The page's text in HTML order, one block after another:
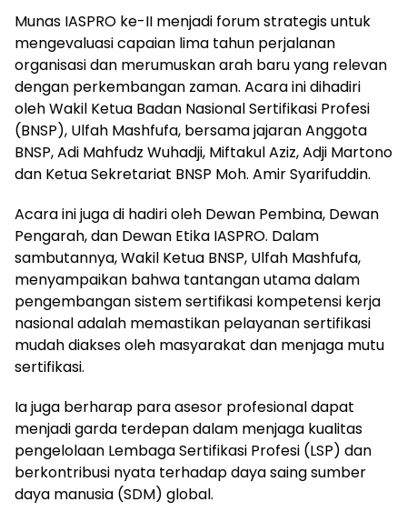
Munas IASPRO ke-II menjadi forum strategis untuk
mengevaluasi capaian lima tahun perjalanan
organisasi dan merumuskan arah baru yang relevan
dengan perkembangan zaman. Acara ini dihadiri
oleh Wakil Ketua Badan Nasional Sertifikasi Profesi
(BNSP), Ulfah Mashfufa, bersama jajaran Anggota
BNSP, Adi Mahfudz Wuhadji, Miftakul Aziz, Adji Martono
dan Ketua Sekretariat BNSP Moh. Amir Syarifuddin.
Acara ini juga di hadiri oleh Dewan Pembina, Dewan
Pengarah, dan Dewan Etika IASPRO. Dalam
sambutannya, Wakil Ketua BNSP, Ulfah Mashfufa,
menyampaikan bahwa tantangan utama dalam
pengembangan sistem sertifikasi kompetensi kerja
nasional adalah memastikan pelayanan sertifikasi
mudah diakses oleh masyarakat dan menjaga mutu
sertifikasi.
Ia juga berharap para asesor profesional dapat
menjadi garda terdepan dalam menjaga kualitas
pengelolaan Lembaga Sertifikasi Profesi (LSP) dan
berkontribusi nyata terhadap daya saing sumber
daya manusia (SDM) global.